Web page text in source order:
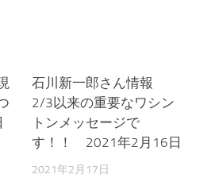
石川新一郎さん情報
2/3以来の重要なワシン
トンメッセージで
す！！ 2021年2月16日
2021年2月17日